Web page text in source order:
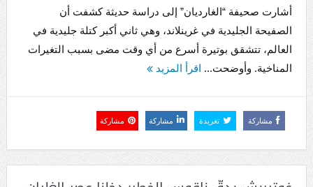
أشارت صحيفة “الغارديان” إلى دراسة حديثة كشفت أن
الصفيحة الجليدية في غرينلاند، وهي ثاني أكبر كتلة جليدية في
العالم، تتشقق بوتيرة أسرع من أي وقت مضى بسبب التغيرات
المناخية. وأوضحت... اقرأ المزيد
مشاركة تغريدة مشاركة مشاركة